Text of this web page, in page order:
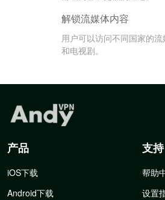
解锁流媒体内容
用户可以访问不同国家的
和电视剧。
产品
iOS下载
Android下载
支持
帮助
设置